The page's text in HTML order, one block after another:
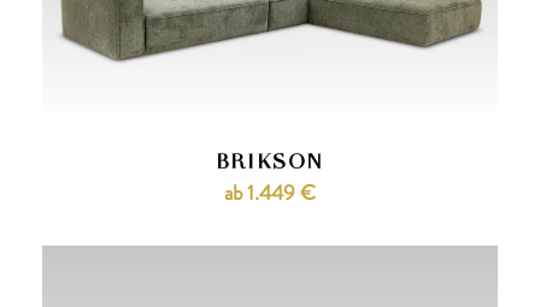
BRIKSON
ab 1.449 €